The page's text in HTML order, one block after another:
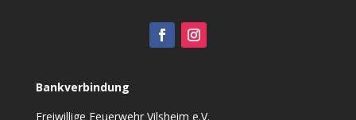
Bankverbindung
Freiwillige Feuerwehr Vilsheim e.V.